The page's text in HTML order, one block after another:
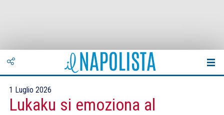
1 Luglio 2026
Lukaku si emoziona al